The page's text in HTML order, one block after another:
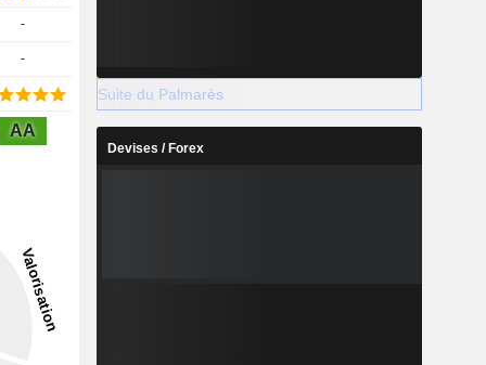
-
-
AA
Suite du Palmarès
Devises / Forex